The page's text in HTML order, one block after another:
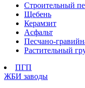
Строительный
Щебень
Керамзит
Асфальт
Песчано-
Растительный
ПГП
ЖБИ заводы